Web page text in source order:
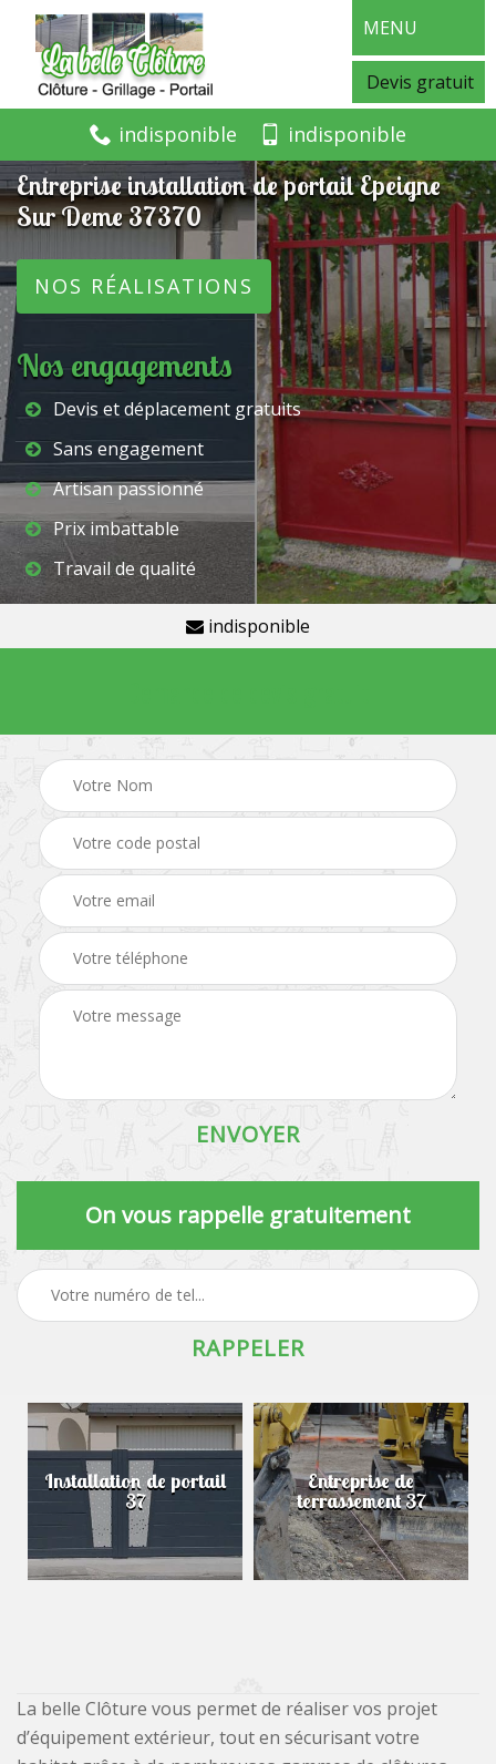
MENU
Devis gratuit
indisponible indisponible
Entreprise installation de portail Epeigne
Sur Deme 37370
NOS RÉALISATIONS
Nos engagements
Devis et déplacement gratuits
Sans engagement
Artisan passionné
Prix imbattable
Travail de qualité
indisponible
On vous rappelle gratuitement
Installation de portail
37
Entreprise de
terrassement 37
La belle Clôture vous permet de réaliser vos projet
d’équipement extérieur, tout en sécurisant votre